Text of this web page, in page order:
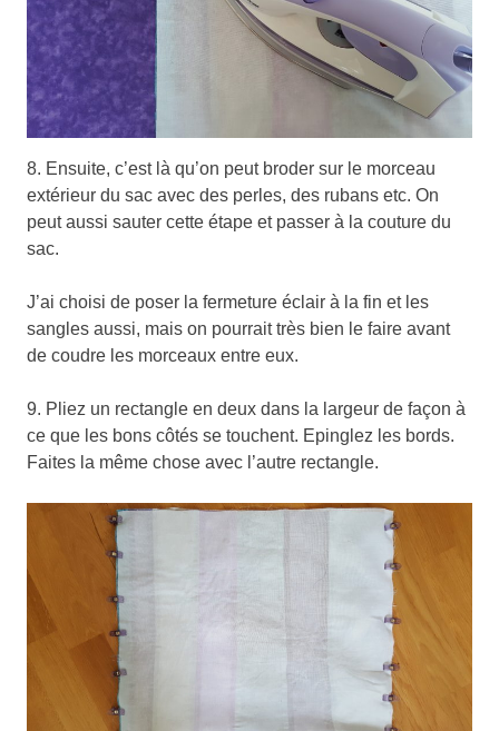
8. Ensuite, c’est là qu’on peut broder sur le morceau
extérieur du sac avec des perles, des rubans etc. On
peut aussi sauter cette étape et passer à la couture du
sac.
J’ai choisi de poser la fermeture éclair à la fin et les
sangles aussi, mais on pourrait très bien le faire avant
de coudre les morceaux entre eux.
9. Pliez un rectangle en deux dans la largeur de façon à
ce que les bons côtés se touchent. Epinglez les bords.
Faites la même chose avec l’autre rectangle.